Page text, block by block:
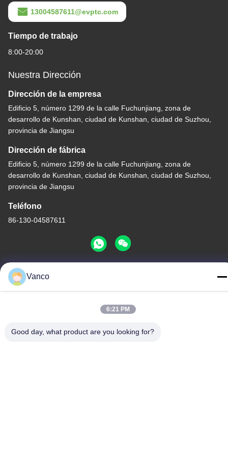
13004587611@evptc.com
Tiempo de trabajo
8:00-20:00
Nuestra Dirección
Dirección de la empresa
Edificio 5, número 1299 de la calle Fuchunjiang, zona de
desarrollo de Kunshan, ciudad de Kunshan, ciudad de Suzhou,
provincia de Jiangsu
Dirección de fábrica
Edificio 5, número 1299 de la calle Fuchunjiang, zona de
desarrollo de Kunshan, ciudad de Kunshan, ciudad de Suzhou,
provincia de Jiangsu
Teléfono
86-130-04587611
China buena calidad Calentador de alto voltaje del líquido
refrigerador Proveedor. Derecho de autor -2026 EVLINK
Electronic Co.,Ltd Todos los derechos reservados.
Vanco
6:21 PM
Good day, what product are you looking for?